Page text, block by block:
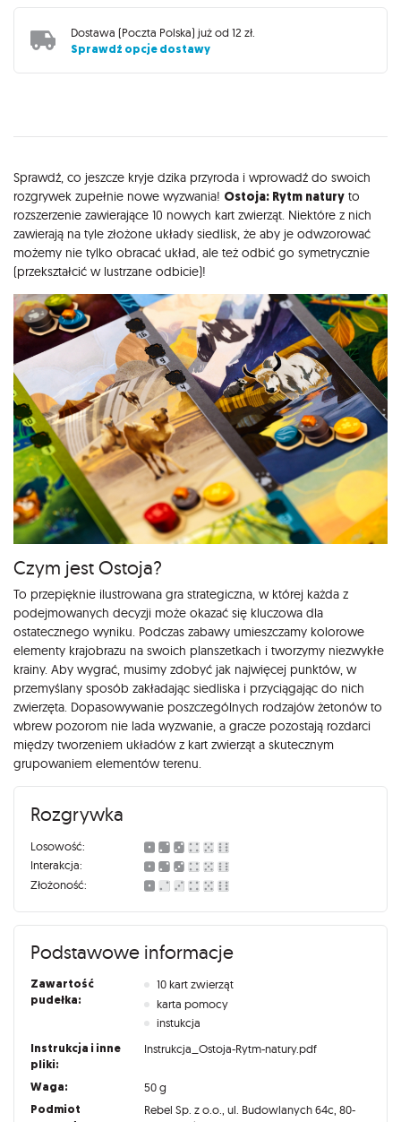
Dostawa (Poczta Polska) już od 12 zł
Sprawdź opcje dostawy
Opis
Sprawdź, co jeszcze kryje dzika przyroda i wprowadź do swoich
rozgrywek zupełnie nowe wyzwania! Ostoja: Rytm natury to
rozszerzenie zawierające 10 nowych kart zwierząt. Niektóre z nich
zawierają na tyle złożone układy siedlisk, że aby je odwzorować
możemy nie tylko obracać układ, ale też odbić go symetrycznie
(przekształcić w lustrzane odbicie)!
Czym jest Ostoja?
To przepięknie ilustrowana gra strategiczna, w której każda z
podejmowanych decyzji może okazać się kluczowa dla
ostatecznego wyniku. Podczas zabawy umieszczamy kolorowe
elementy krajobrazu na swoich planszetkach i tworzymy niezwykłe
krainy. Aby wygrać, musimy zdobyć jak najwięcej punktów, w
przemyślany sposób zakładając siedliska i przyciągając do nich
zwierzęta. Dopasowywanie poszczególnych rodzajów żetonów to
wbrew pozorom nie lada wyzwanie, a gracze pozostają rozdarci
między tworzeniem układów z kart zwierząt a skutecznym
grupowaniem elementów terenu.
Rozgrywka
Losowość:
Interakcja:
Złożoność:
Podstawowe informacje
Zawartość
pudełka:
10 kart zwierząt
karta pomocy
instukcja
Instrukcja i inne
pliki:
Instrukcja_Ostoja-Rytm-natury.pdf
Waga: 50 g
Podmiot
Rebel Sp. z o.o., ul. Budowlanych 64c, 80-